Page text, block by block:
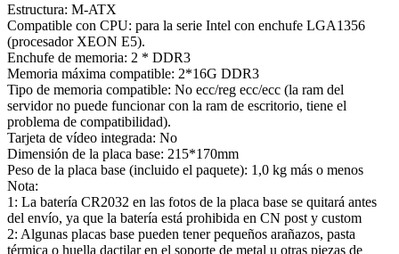
Estructura: M-ATX
Compatible con CPU: para la serie Intel con enchufe LGA1356
(procesador XEON E5).
Enchufe de memoria: 2 * DDR3
Memoria máxima compatible: 2*16G DDR3
Tipo de memoria compatible: No ecc/reg ecc/ecc (la ram del
servidor no puede funcionar con la ram de escritorio, tiene el
problema de compatibilidad).
Tarjeta de vídeo integrada: No
Dimensión de la placa base: 215*170mm
Peso de la placa base (incluido el paquete): 1,0 kg más o menos
Nota:
1: La batería CR2032 en las fotos de la placa base se quitará antes
del envío, ya que la batería está prohibida en CN post y custom
2: Algunas placas base pueden tener pequeños arañazos, pasta
térmica o huella dactilar en el soporte de metal u otras piezas de